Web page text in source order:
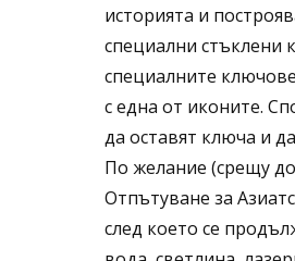
историята и
специални стъклени
специалните
с една от иконите.
да оставят ключа и
По желание (срещу
Отпътуване за
след което се